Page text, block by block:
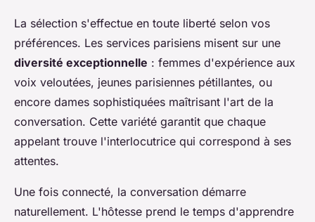
La sélection s'effectue en toute liberté selon vos
préférences. Les services parisiens misent sur une
diversité exceptionnelle : femmes d'expérience aux
voix veloutées, jeunes parisiennes pétillantes, ou
encore dames sophistiquées maîtrisant l'art de la
conversation. Cette variété garantit que chaque
appelant trouve l'interlocutrice qui correspond à ses
attentes.
Une fois connecté, la conversation démarre
naturellement. L'hôtesse prend le temps d'apprendre